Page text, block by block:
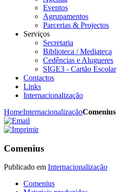
Eventos
Agrupamentos
Parcerias & Projectos
Serviços
Secretaria
Biblioteca / Mediateca
Cedências e Alugueres
SIGE3 - Cartão Escolar
Contactos
Links
Internacionalização
HomeInternacionalizaçãoComenius
Comenius
Publicado em Internacionalização
Comenius